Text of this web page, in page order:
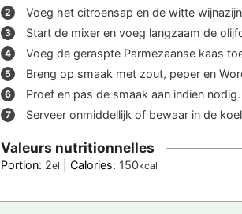
Voeg het citroensap en de witte
Start de mixer en voeg langzaam de
Voeg de geraspte Parmezaanse kaas
Breng op smaak met zout, peper en
Proef en pas de smaak aan indien nodig.
Serveer onmiddellijk of bewaar in de
Valeurs nutritionnelles
Portion: 2el Calories: 150kcal